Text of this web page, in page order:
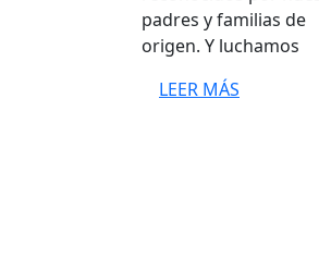
padres y familias de
origen. Y luchamos
LEER MÁS